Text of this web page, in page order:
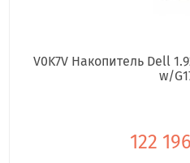
V0K7V Накопитель Dell
w/
122